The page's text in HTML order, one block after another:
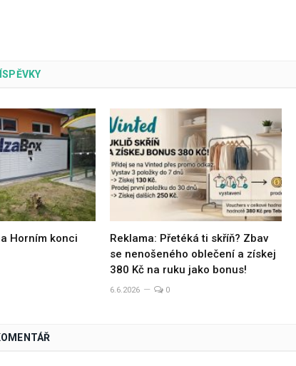
Horním konci
Reklama: Přetéká ti skříň? Zbav
se nenošeného oblečení a získej
380 Kč na ruku jako bonus!
6.6.2026 0